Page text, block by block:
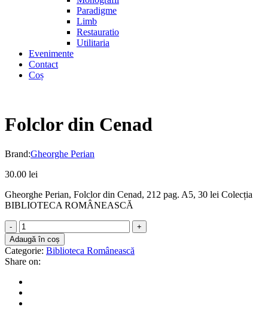
Paradigme
Limb
Restauratio
Utilitaria
Evenimente
Contact
Coș
Folclor din Cenad
Brand:Gheorghe Perian
30.00 lei
Gheorghe Perian, Folclor din Cenad, 212 pag. A5, 30 lei Colecția
BIBLIOTECA ROMÂNEASCĂ
Folclor
din
Cenad
quantity
Adaugă în coș
Categorie: Biblioteca Românească
Share on: